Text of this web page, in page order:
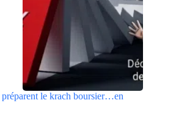
le krach boursier…en